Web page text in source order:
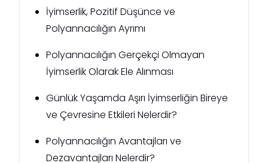
İyimserlik, Pozitif Düşünce ve
Polyannacılığın Ayrımı
Polyannacılığın Gerçekçi Olmayan
İyimserlik Olarak Ele Alınması
Günlük Yaşamda Aşırı İyimserliğin Bireye
ve Çevresine Etkileri Nelerdir?
Polyannacılığın Avantajları ve
Dezavantajları Nelerdir?